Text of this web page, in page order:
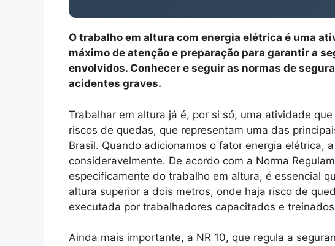
O trabalho em altura com energia elétrica é uma
máximo de atenção e preparação para garantir a
envolvidos. Conhecer e seguir as normas de
acidentes graves.
Trabalhar em altura já é, por si só, uma atividade
riscos de quedas, que representam uma das
Brasil. Quando adicionamos o fator energia elétrica,
consideravelmente. De acordo com a Norma
especificamente do trabalho em altura, é essencial
altura superior a dois metros, onde haja risco de
executada por trabalhadores capacitados e
Ainda mais importante, a NR 10, que regula a